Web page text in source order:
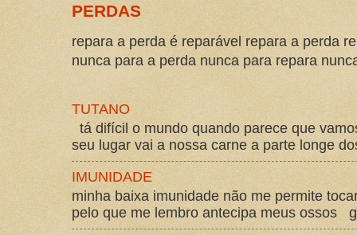
PERDAS
repara a perda é reparável repara a perda
nunca para a perda nunca para repara
TUTANO
tá difícil o mundo quando parece que
seu lugar vai a nossa carne a parte longe
IMUNIDADE
minha baixa imunidade não me permite
pelo que me lembro antecipa meus ossos